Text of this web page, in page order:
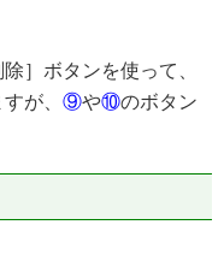
］ボタンを使って、
が、 ⑨や⑩のボタン